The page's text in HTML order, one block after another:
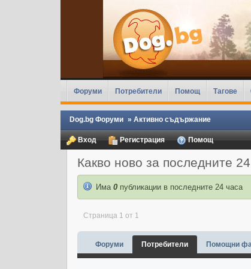
Форуми Потребители Помощ Тагове
Dog.bg Форуми » Активно съдържание
Вход Регистрация Помощ
Какво ново за последните
Има 0публикации в последните 24 часа
Страница 1 от 1
Форуми Потребители Помощни